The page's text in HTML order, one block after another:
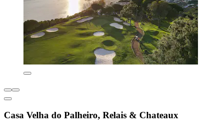
Casa Velha do Palheiro, Relais & Chateaux